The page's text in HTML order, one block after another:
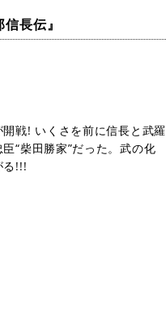
長伝』
戦! いくさを前に信長と武羅
“柴田勝家”だった。武の化
る!!!